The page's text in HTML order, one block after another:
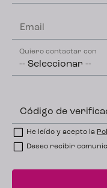
Email
Quiero contactar con
Código de
He leído y acepto la
Deseo recibir